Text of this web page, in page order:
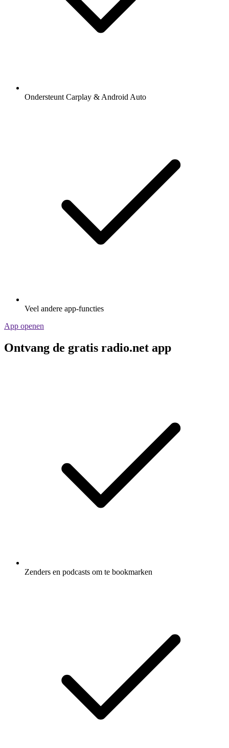
Ondersteunt Carplay & Android Auto
Veel andere app-functies
App openen
Ontvang de gratis radio.net app
Zenders en podcasts om te bookmarken